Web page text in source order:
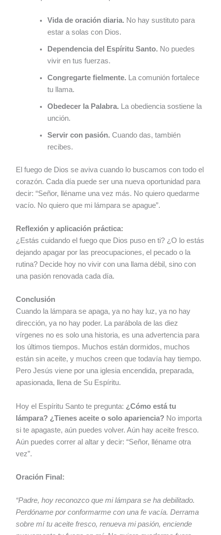
Vida de oración diaria. No hay sustituto para
estar a solas con Dios.
Dependencia del Espíritu Santo. No puedes
vivir en tus fuerzas.
Congregarte fielmente. La comunión fortalece
tu llama.
Obedecer la Palabra. La obediencia sostiene la
unción.
Servir con pasión. Cuando das, también
recibes.
El fuego de Dios se aviva cuando lo buscamos con todo el
corazón. Cada día puede ser una nueva oportunidad para
decir: “Señor, lléname una vez más. No quiero quedarme
vacío. No quiero que mi lámpara se apague”.
Reflexión y aplicación práctica:
¿Estás cuidando el fuego que Dios puso en ti? ¿O lo estás
dejando apagar por las preocupaciones, el pecado o la
rutina? Decide hoy no vivir con una llama débil, sino con
una pasión renovada cada día.
Conclusión
Cuando la lámpara se apaga, ya no hay luz, ya no hay
dirección, ya no hay poder. La parábola de las diez
vírgenes no es solo una historia, es una advertencia para
los últimos tiempos. Muchos están dormidos, muchos
están sin aceite, y muchos creen que todavía hay tiempo.
Pero Jesús viene por una iglesia encendida, preparada,
apasionada, llena de Su Espíritu.
Hoy el Espíritu Santo te pregunta: ¿Cómo está tu
lámpara? ¿Tienes aceite o solo apariencia? No importa
si te apagaste, aún puedes volver. Aún hay aceite fresco.
Aún puedes correr al altar y decir: “Señor, lléname otra
vez”.
Oración Final:
“Padre, hoy reconozco que mi lámpara se ha debilitado.
Perdóname por conformarme con una fe vacía. Derrama
sobre mí tu aceite fresco, renueva mi pasión, enciende